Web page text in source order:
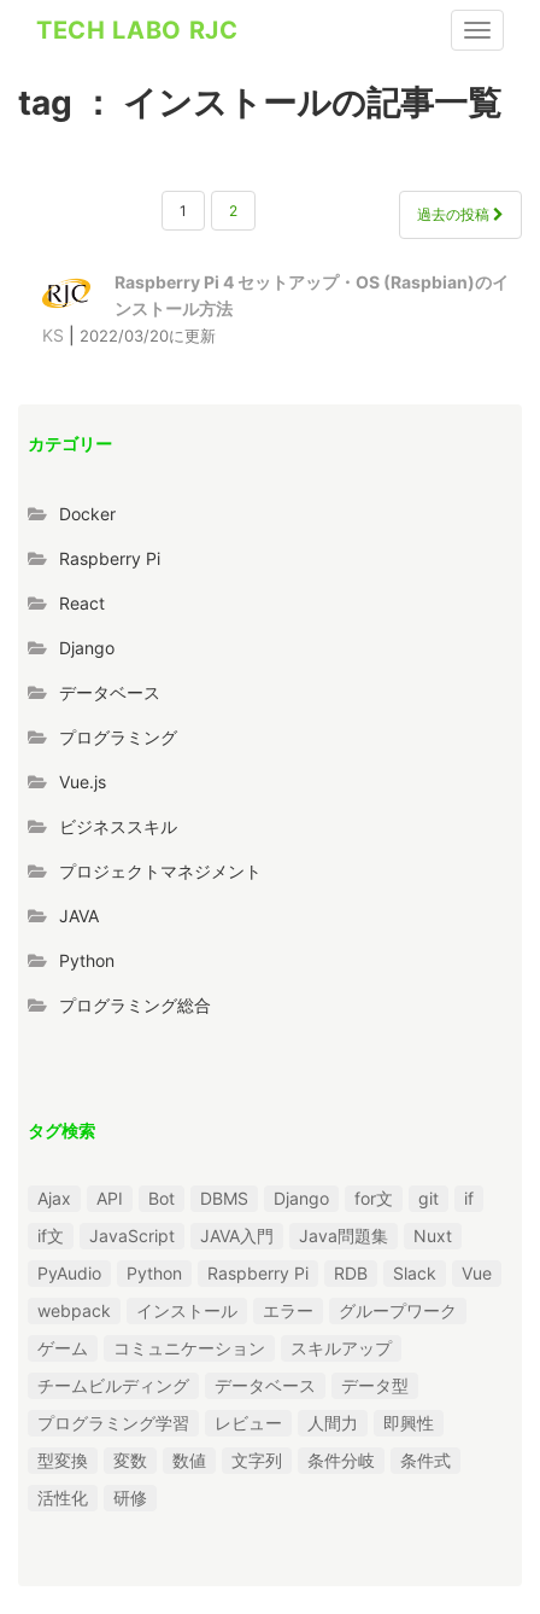
TECH LABO RJC
tag ： インストールの記事一覧
の
ペ
ー
り
1 2 過去の投稿
Raspberry Pi 4 セットアップ・OS (Raspbian)のイ
ンストール方法
KS
2022/03/20に更新
カテゴリー
Docker
Raspberry Pi
React
Django
データベース
プログラミング
Vue.js
ビジネススキル
プロジェクトマネジメント
JAVA
Python
プログラミング総合
タグ検索
Ajax API Bot DBMS Django for文 git
if
if文
JavaScript JAVA入門 Java問題集
Nuxt
PyAudio
Python Raspberry Pi RDB Slack
Vue
webpack
インストール エラー
グループワーク
ゲーム
コミュニケーション
スキルアップ
チームビルディング
データベース
データ型
プログラミング学習
レビュー 人間力
即興性
型変換
変数 数値 文字列 条件分岐
条件式
活性化
研修